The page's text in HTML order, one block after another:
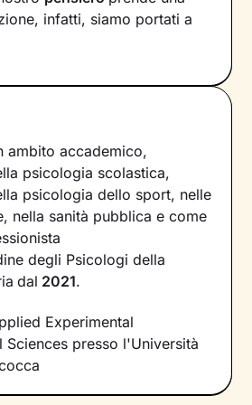
infatti, siamo portati a
ostacolare il nostro
circolo vizioso e
positivo
pensieri e
causano emozioni
a lavorare su di essi.
dei nostri incontri sarà quello
maggioreconsapevolezza
cui interpreti gli eventi della
queste condizionino le tue
andremo a scovare le
per potenziarle e, in
a
che ti poni.
ambito accademico,
psicologia scolastica,
psicologia dello sport, nelle
nella sanità pubblica e come
degli Psicologi della
dal 2021.
Experimental
Sciences presso l'Università